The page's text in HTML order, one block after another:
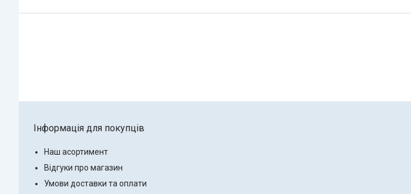
Інформація для покупців
Наш асортимент
Відгуки про магазин
Умови доставки та оплати